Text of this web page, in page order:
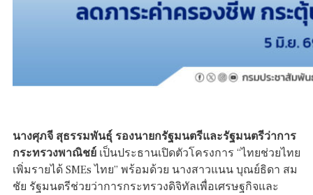
นางศุภจี สุธรรมพันธุ์ รองนายกรัฐมนตรีและรัฐมนตรีว่าการ
กระทรวงพาณิชย์ เป็นประธานเปิดตัวโครงการ “ไทยช่วยไทย
เพิ่มรายได้ SMEs ไทย” พร้อมด้วย นางสาวแนน บุณย์ธิดา สม
ชัย รัฐมนตรีช่วยว่าการกระทรวงดิจิทัลเพื่อเศรษฐกิจและ